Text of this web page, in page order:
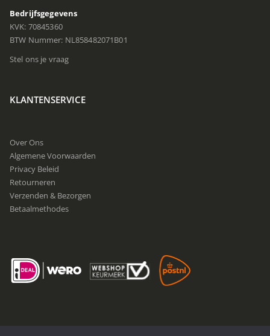
Bedrijfsgegevens
KVK: 70845360
BTW Nummer: NL858482071B01
Stel ons je vraag
KLANTENSERVICE
Over Ons
Algemene Voorwaarden
Privacy Beleid
Retourneren
Verzenden & Bezorgen
Betaalmethodes